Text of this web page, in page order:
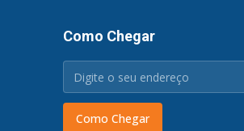
Como Chegar
Como Chegar